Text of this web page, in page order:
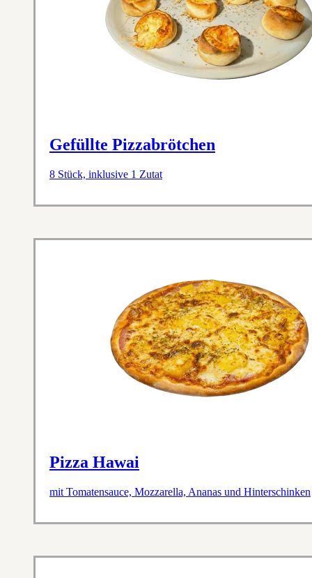
Gefüllte Pizzabrötchen
8 Stück, inklusive 1 Zutat
Pizza Hawai
mit Tomatensauce, Mozzarella, Ananas und Hinterschinken